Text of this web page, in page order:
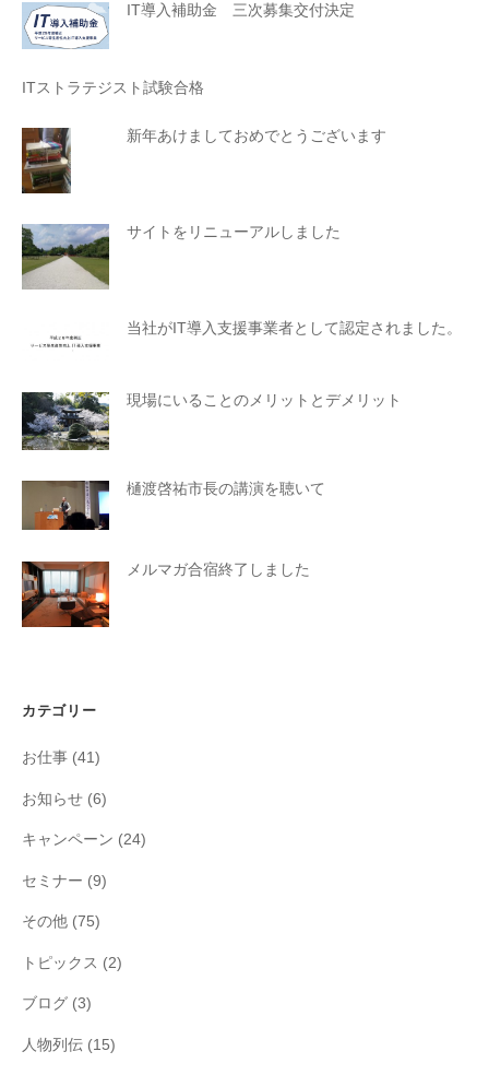
IT導入補助金 三次募集交付決定
ITストラテジスト試験合格
新年あけましておめでとうございます
サイトをリニューアルしました
当社がIT導入支援事業者として認定されました。
現場にいることのメリットとデメリット
樋渡啓祐市長の講演を聴いて
メルマガ合宿終了しました
カテゴリー
お仕事 (41)
お知らせ (6)
キャンペーン (24)
セミナー (9)
その他 (75)
トピックス (2)
ブログ (3)
人物列伝 (15)